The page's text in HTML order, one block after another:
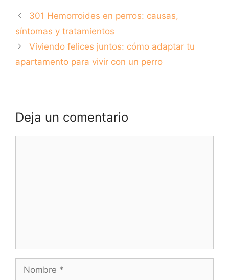
tu mascota?
cortar el pelo para
perros
301 Hemorroides en perros: causas,
síntomas y tratamientos
Viviendo felices juntos: cómo adaptar tu
apartamento para vivir con un perro
Deja un comentario